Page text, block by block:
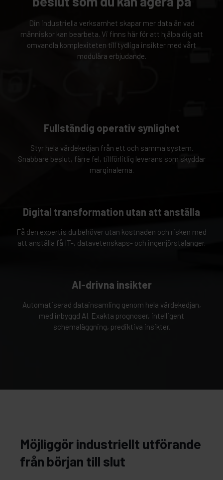
Din industriella verksamhet skapar mer data än vad
människor kan bearbeta. Vi finns här för att hjälpa dig att
omvandla komplexiteten till tydliga insikter med vårt
modulära erbjudande.
Fullständig operativ synlighet
Styr hela värdekedjan från ett och samma system.
Snabbare beslut, färre fel, tillförlitlig leverans som skyddar
marginalerna.
Digital transformation utan att anställa
Få den expertis du behöver utan kostnaden och risken med
att anställa få IT-, datavetenskaps- och ingenjörstalanger.
AI-drivna insikter
Automatiserad datainsamling genom hela värdekedjan,
med inbyggd AI. Exakta prognoser, intelligent
schemaläggning, prediktiva insikter.
Möjliggör industriellt utförande
från början till slut